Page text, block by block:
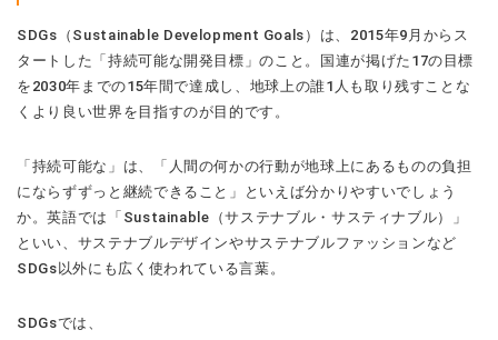
SDGs（Sustainable Development Goals）は、2015年9月からス
タートした「持続可能な開発目標」のこと。国連が掲げた17の目標
を2030年までの15年間で達成し、地球上の誰1人も取り残すことな
くより良い世界を目指すのが目的です。
「持続可能な」は、「人間の何かの行動が地球上にあるものの負担
にならずずっと継続できること」といえば分かりやすいでしょう
か。英語では「Sustainable（サステナブル・サスティナブル）」
といい、サステナブルデザインやサステナブルファッションなど
SDGs以外にも広く使われている言葉。
SDGsでは、